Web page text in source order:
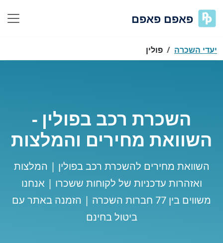
פאפם פאפם
יעדי השכרה פולין
השכרת רכב בפולין -
השוואת מחירים והמלצות
השוואת מחירים להשכרת רכב בפולין | המלצות
ואזהרות עדכניות של לקוחות ששכרו | אנחנו
משווים בין 77 חברות השכרה | הזמנה באתר עם
ביטול בחינם